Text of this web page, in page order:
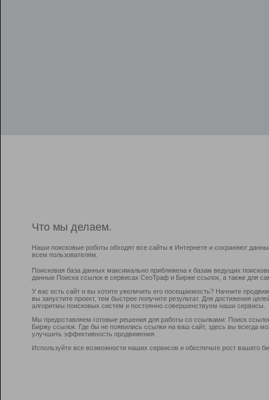
Что мы делаем.
Наши поисковые роботы обходят все сайты в Интернете и сохраняют
всем пользователям.
Поисковая база данных максимально приближена к базам ведущих
данные Поиска ссылок в сервисах СеоТраф и Бирже ссылок, а также для
У вас есть сайт и вы хотите увеличить его посещаемость? Начните
вы запустите проект, тем быстрее получите результат. Для достижения
алгоритмы поисковых систем и постоянно совершенствуем наши сервисы.
Мы предоставляем готовые решения для работы со ссылками: Поиск
Биржу ссылок. Где бы не появились ссылки на ваш сайт, здесь вы всегда
улучшить эффективность продвижения.
Используйте все возможности наших сервисов и обеспечьте рост вашего